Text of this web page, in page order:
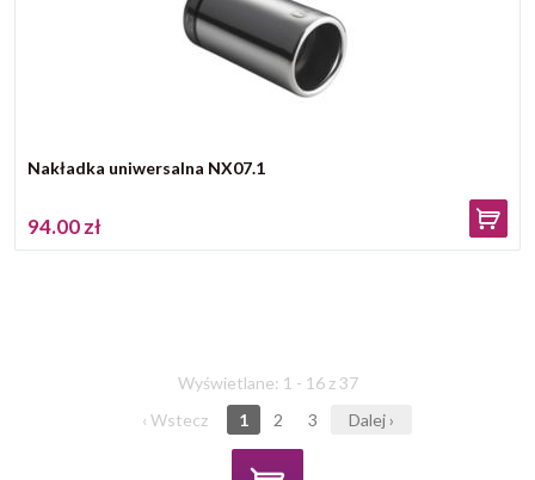
Nakładka uniwersalna NX07.1
94.00 zł
Wyświetlane: 1 - 16 z 37
‹ Wstecz
1 2 3 Dalej ›